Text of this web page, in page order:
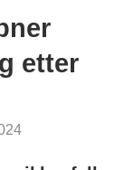
etter